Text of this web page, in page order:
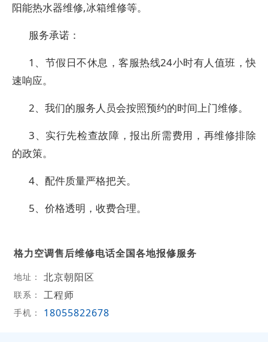
阳能热水器维修,冰箱维修等。
服务承诺：
1、节假日不休息，客服热线24小时有人值班，快
速响应。
2、我们的服务人员会按照预约的时间上门维修。
3、实行先检查故障，报出所需费用，再维修排除
的政策。
4、配件质量严格把关。
5、价格透明，收费合理。
格力空调售后维修电话全国各地报修服务
地址： 北京朝阳区
联系： 工程师
手机： 18055822678